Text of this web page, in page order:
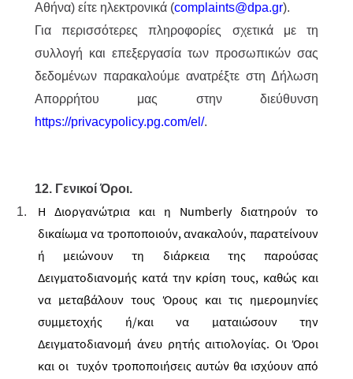
Αθήνα) είτε ηλεκτρονικά (complaints@dpa.gr).
Για περισσότερες πληροφορίες σχετικά με τη
συλλογή και επεξεργασία των προσωπικών σας
δεδομένων παρακαλούμε ανατρέξτε στη Δήλωση
Απορρήτου μας στην διεύθυνση
https://privacypolicy.pg.com/el/.
12. Γενικοί Όροι.
Η Διοργανώτρια και η Numberly διατηρούν το
δικαίωμα να τροποποιούν, ανακαλούν, παρατείνουν
ή μειώνουν τη διάρκεια της παρούσας
Δειγματοδιανομής κατά την κρίση τους, καθώς και
να μεταβάλουν τους Όρους και τις ημερομηνίες
συμμετοχής ή/και να ματαιώσουν την
Δειγματοδιανομή άνευ ρητής αιτιολογίας. Οι Όροι
και οι τυχόν τροποποιήσεις αυτών θα ισχύουν από